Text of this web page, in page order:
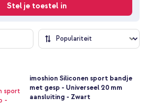
Stel je toestel in
imoshion Siliconen sport bandje
met gesp - Universeel 20 mm
aansluiting - Zwart